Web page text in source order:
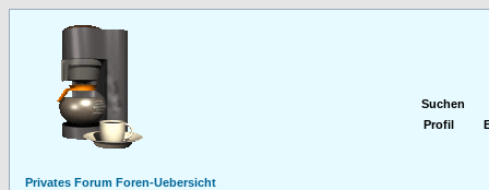
Suchen
Profil
Privates Forum Foren-Uebersicht